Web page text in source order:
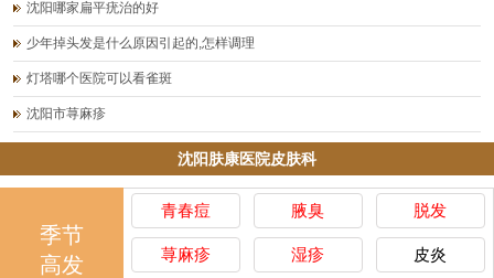
沈阳哪家扁平疣治的好
少年掉头发是什么原因引起的,怎样调理
灯塔哪个医院可以看雀斑
沈阳市荨麻疹
沈阳肤康医院皮肤科
季节
高发
青春痘 腋臭 脱发
荨麻疹 湿疹 皮炎